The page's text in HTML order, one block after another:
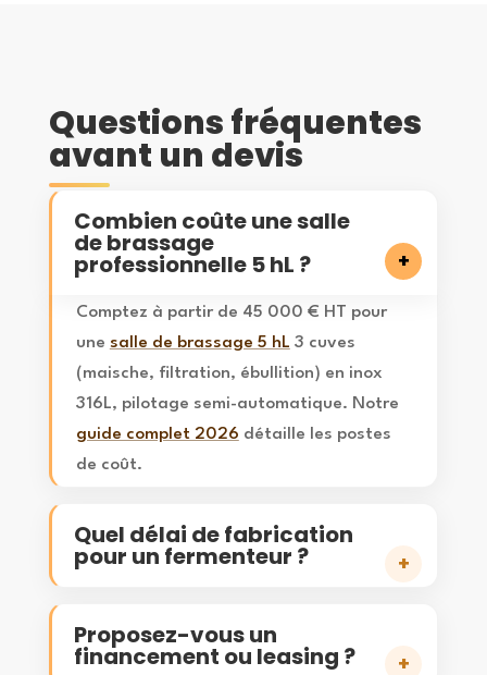
Questions fréquentes
avant un devis
Combien coûte une salle
de brassage
professionnelle 5 hL ?
Comptez à partir de 45 000 € HT pour
une salle de brassage 5 hL 3 cuves
(maische, filtration, ébullition) en inox
316L, pilotage semi-automatique. Notre
guide complet 2026 détaille les postes
de coût.
Quel délai de fabrication
pour un fermenteur ?
Un
livré sous 10 à 14 semaines selon le niveau de
Proposez-vous un
financement ou leasing ?